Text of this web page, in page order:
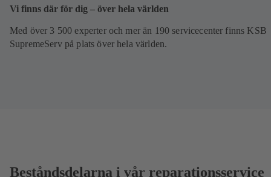
Vi finns där för dig – över hela världen
Med över 3 500 experter och mer än 190 servicecenter finns KSB
SupremeServ på plats över hela världen.
Beståndsdelarna i vår reparationsservice